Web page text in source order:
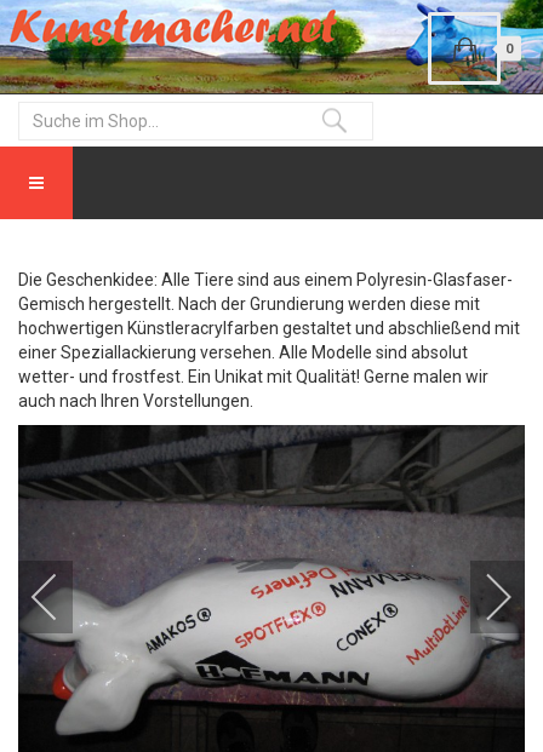
0
Die Geschenkidee: Alle Tiere sind aus einem Polyresin-Glasfaser-
Gemisch hergestellt. Nach der Grundierung werden diese mit
hochwertigen Künstleracrylfarben gestaltet und abschließend mit
einer Speziallackierung versehen. Alle Modelle sind absolut
wetter- und frostfest. Ein Unikat mit Qualität! Gerne malen wir
auch nach Ihren Vorstellungen.